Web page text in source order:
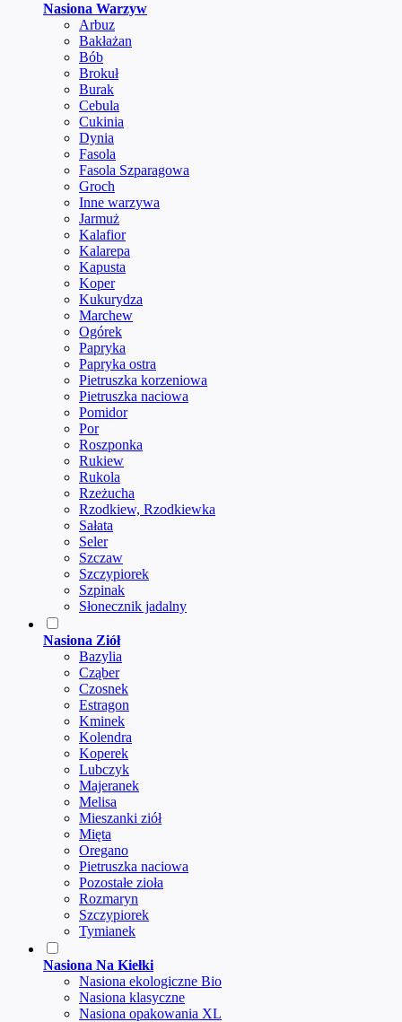
Nasiona Warzyw
Arbuz
Bakłażan
Bób
Brokuł
Burak
Cebula
Cukinia
Dynia
Fasola
Fasola Szparagowa
Groch
Inne warzywa
Jarmuż
Kalafior
Kalarepa
Kapusta
Koper
Kukurydza
Marchew
Ogórek
Papryka
Papryka ostra
Pietruszka korzeniowa
Pietruszka naciowa
Pomidor
Por
Roszponka
Rukiew
Rukola
Rzeżucha
Rzodkiew, Rzodkiewka
Sałata
Seler
Szczaw
Szczypiorek
Szpinak
Słonecznik jadalny
Nasiona Ziół
Bazylia
Cząber
Czosnek
Estragon
Kminek
Kolendra
Koperek
Lubczyk
Majeranek
Melisa
Mieszanki ziół
Mięta
Oregano
Pietruszka naciowa
Pozostałe zioła
Rozmaryn
Szczypiorek
Tymianek
Nasiona Na Kiełki
Nasiona ekologiczne Bio
Nasiona klasyczne
Nasiona opakowania XL